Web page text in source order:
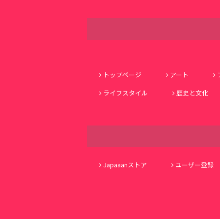
トップページ
アート
ライフスタイル
歴史と文化
Japaaanストア ユーザー登録